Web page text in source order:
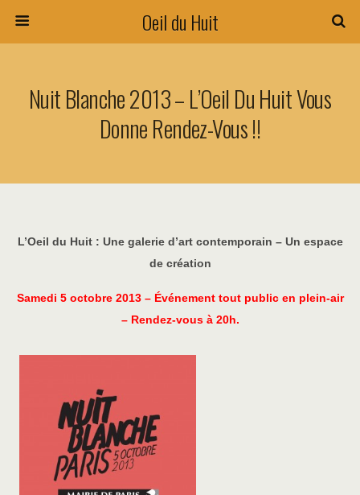
Oeil du Huit
Nuit Blanche 2013 – L’Oeil Du Huit Vous
Donne Rendez-Vous !!
L’Oeil du Huit : Une galerie d’art contemporain – Un espace
de création
Samedi 5 octobre 2013 – Événement tout public en plein-air
– Rendez-vous à 20h.